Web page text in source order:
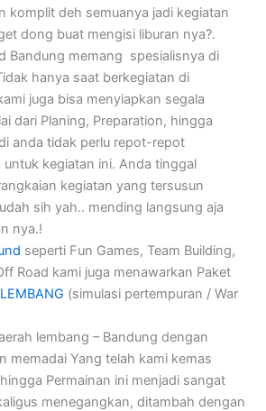
komplit deh semuanya jadi kegiatan
dong buat mengisi liburan nya?.
Bandung memang spesialisnya di
hanya saat berkegiatan di
juga bisa menyiapkan segala
dari Planing, Preparation, hingga
anda tidak perlu repot-repot
kegiatan ini. Anda tinggal
kegiatan yang tersusun
sih yah.. mending langsung aja
nya.!
seperti Fun Games, Team Building,
Road kami juga menawarkan Paket
(simulasi pertempuran / War
lembang – Bandung dengan
memadai Yang telah kami kemas
Permainan ini menjadi sangat
menegangkan, ditambah dengan